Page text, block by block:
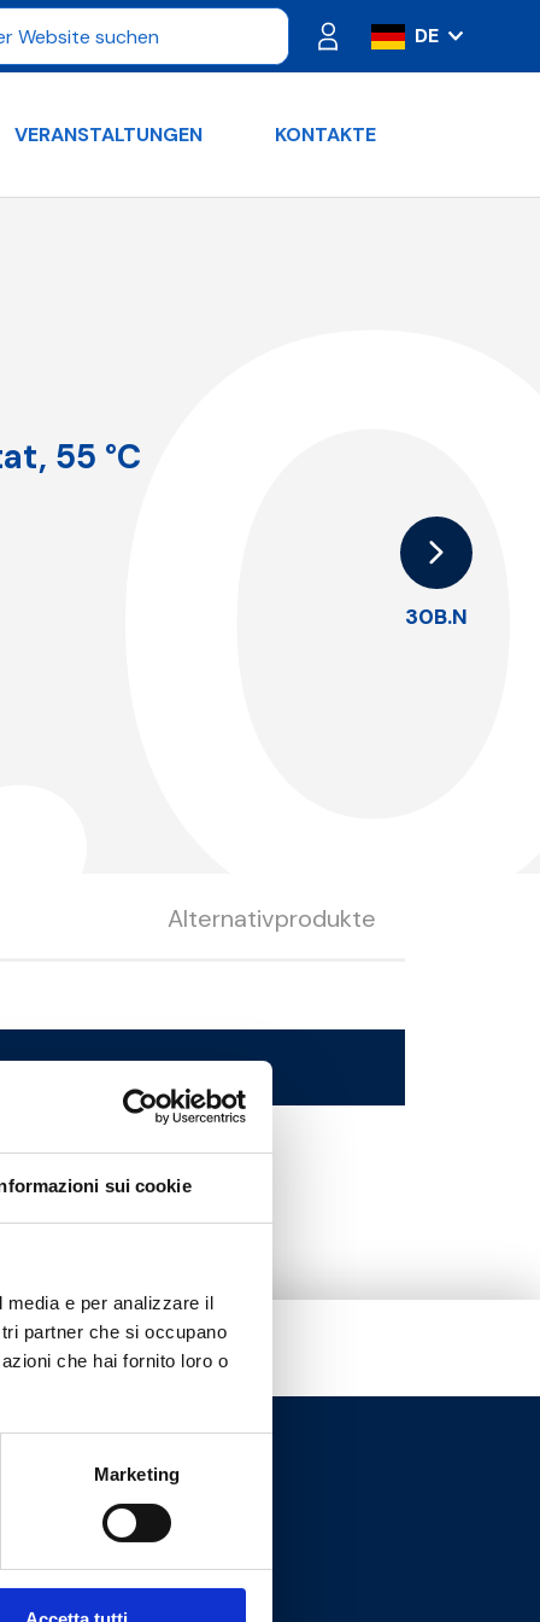
sui cookie
e per analizzare il
partner che si occupano
che hai fornito loro o
Marketing
DE
IT
PT
VERANSTALTUNGEN KONTAKTE
30B.N
55 °C
Alternativprodukte
herunterladen